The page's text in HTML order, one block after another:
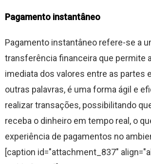
Pagamento instantâneo
Pagamento instantâneo refere-se a
transferência financeira que permite
imediata dos valores entre as partes
outras palavras, é uma forma ágil e
realizar transações, possibilitando
receba o dinheiro em tempo real, o
experiência de pagamentos no
[caption id="attachment_837"